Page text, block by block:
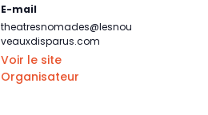
E-mail
theatresnomades@lesnou
veauxdisparus.com
Voir le site
Organisateur